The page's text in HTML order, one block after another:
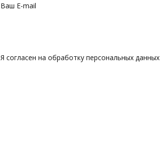
Ваш E-mail
Я согласен на обработку персональных данных